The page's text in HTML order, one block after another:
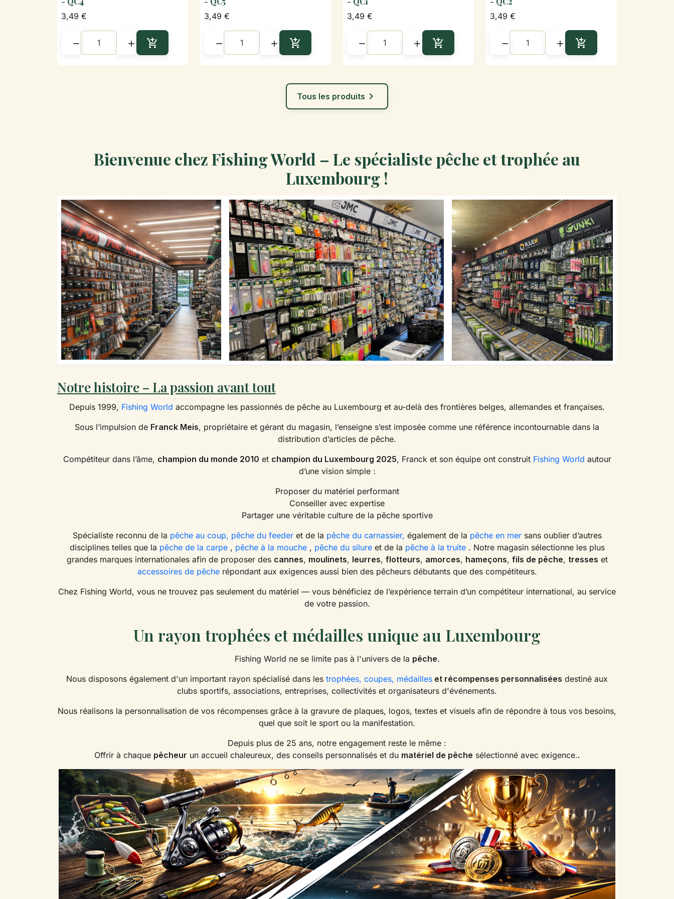
3,49 €
  
Ajouter au panier
3,49 €
  
Ajouter au panier
3,49 €
  
Ajouter au panier
3,49 €
  
Ajouter au panier
Tous les produits 
Bienvenue chez Fishing World – Le spécialiste pêche et trophée au
Luxembourg !
Notre histoire – La passion avant tout
Depuis 1999, Fishing World accompagne les passionnés de pêche au Luxembourg et au-delà des frontières belges, allemandes et françaises.
Sous l’impulsion de Franck Meis, propriétaire et gérant du magasin, l’enseigne s’est imposée comme une référence incontournable dans la
distribution d’articles de pêche.
Compétiteur dans l’âme, champion du monde 2010 et champion du Luxembourg 2025, Franck et son équipe ont construit Fishing World autour
d’une vision simple :
Proposer du matériel performant
Conseiller avec expertise
Partager une véritable culture de la pêche sportive
Spécialiste reconnu de la pêche au coup, pêche du feederet de la pêche du carnassier, également de la pêche en mersans oublier d’autres
disciplines telles que la pêche de la carpe, pêche à la mouche, pêche du silureet de la pêche à la truite. Notre magasin sélectionne les plus
grandes marques internationales afin de proposer des cannes, moulinets, leurres, flotteurs, amorces, hameçons, fils de pêche, tresses et
accessoires de pêcherépondant aux exigences aussi bien des pêcheurs débutants que des compétiteurs.
Chez Fishing World, vous ne trouvez pas seulement du matériel — vous bénéficiez de l’expérience terrain d’un compétiteur international, au service
de votre passion.
Un rayon trophées et médailles unique au Luxembourg
Fishing World ne se limite pas à l'univers de la pêche.
Nous disposons également d'un important rayon spécialisé dans les trophées, coupes, médailles et récompenses personnalisées destiné aux
clubs sportifs, associations, entreprises, collectivités et organisateurs d'événements.
Nous réalisons la personnalisation de vos récompenses grâce à la gravure de plaques, logos, textes et visuels afin de répondre à tous vos besoins,
quel que soit le sport ou la manifestation.
Depuis plus de 25 ans, notre engagement reste le même :
Offrir à chaque pêcheur un accueil chaleureux, des conseils personnalisés et du matériel de pêche sélectionné avec exigence..